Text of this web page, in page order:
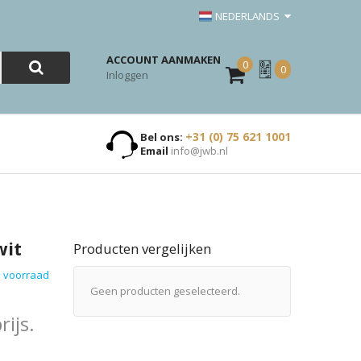
NEDERLANDS
ACCOUNT AANMAKEN
Inloggen
0
Mijn
Offerte
0
Bel ons: +31 (0) 75 621 1001
Email info@jwb.nl
voorraad
Producten vergelijken
Geen producten geselecteerd.